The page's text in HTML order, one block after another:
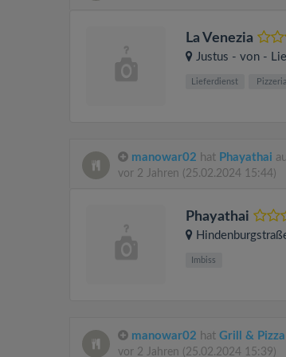
La Venezia
Justus - von -
Lieferdienst Pizzeria
manowar02 hat Phayathai
vor 2 Jahren (25.02.2024 15:44)
Phayathai
Imbiss
manowar02 hat Grill &
vor 2 Jahren (25.02.2024 15:39)